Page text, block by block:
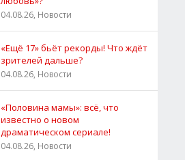
04.08.26, Новости
«Ещё 17» бьёт рекорды! Что ждёт
зрителей дальше?
04.08.26, Новости
«Половина мамы»: всё, что
известно о новом
драматическом сериале!
04.08.26, Новости